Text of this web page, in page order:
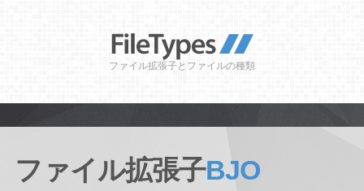
ファイル拡張子とファイルの種類
ファイル拡張子BJO